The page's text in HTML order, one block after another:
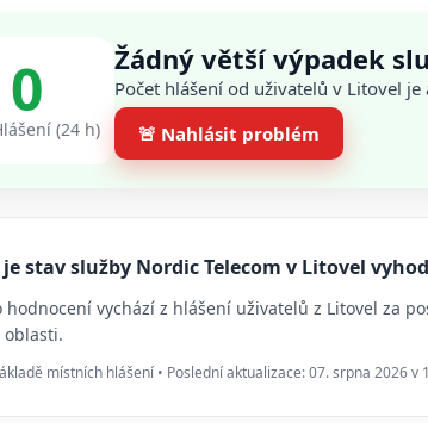
0
(24 h)
Žádný větší výpadek
Počet hlášení od uživatelů v Litovel
🚨 Nahlásit problém
je stav služby Nordic Telecom v Litovel
hodnocení vychází z hlášení uživatelů z Litovel za
oblasti.
místních hlášení • Poslední aktualizace: 07. srpna 2026 v